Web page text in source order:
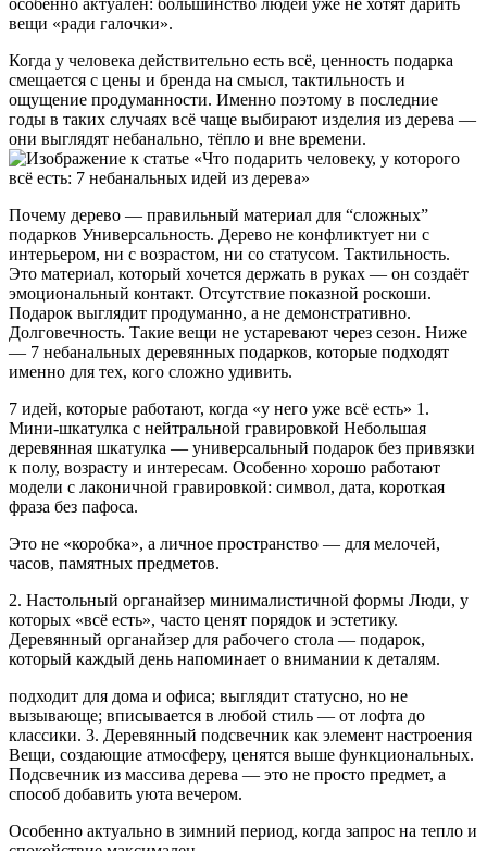
особенно актуален: большинство людей уже не хотят дарить
вещи «ради галочки».
Когда у человека действительно есть всё, ценность подарка
смещается с цены и бренда на смысл, тактильность и
ощущение продуманности. Именно поэтому в последние
годы в таких случаях всё чаще выбирают изделия из дерева —
они выглядят небанально, тёпло и вне времени.
Почему дерево — правильный материал для “сложных”
подарков Универсальность. Дерево не конфликтует ни с
интерьером, ни с возрастом, ни со статусом. Тактильность.
Это материал, который хочется держать в руках — он создаёт
эмоциональный контакт. Отсутствие показной роскоши.
Подарок выглядит продуманно, а не демонстративно.
Долговечность. Такие вещи не устаревают через сезон. Ниже
— 7 небанальных деревянных подарков, которые подходят
именно для тех, кого сложно удивить.
7 идей, которые работают, когда «у него уже всё есть» 1.
Мини-шкатулка с нейтральной гравировкой Небольшая
деревянная шкатулка — универсальный подарок без привязки
к полу, возрасту и интересам. Особенно хорошо работают
модели с лаконичной гравировкой: символ, дата, короткая
фраза без пафоса.
Это не «коробка», а личное пространство — для мелочей,
часов, памятных предметов.
2. Настольный органайзер минималистичной формы Люди, у
которых «всё есть», часто ценят порядок и эстетику.
Деревянный органайзер для рабочего стола — подарок,
который каждый день напоминает о внимании к деталям.
подходит для дома и офиса; выглядит статусно, но не
вызывающе; вписывается в любой стиль — от лофта до
классики. 3. Деревянный подсвечник как элемент настроения
Вещи, создающие атмосферу, ценятся выше функциональных.
Подсвечник из массива дерева — это не просто предмет, а
способ добавить уюта вечером.
Особенно актуально в зимний период, когда запрос на тепло и